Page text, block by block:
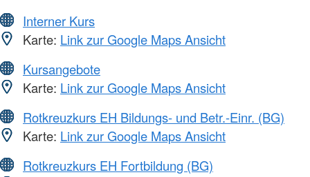
Interner Kurs
Karte: Link zur Google Maps Ansicht
Kursangebote
Karte: Link zur Google Maps Ansicht
Rotkreuzkurs EH Bildungs- und Betr.-Einr. (BG)
Karte: Link zur Google Maps Ansicht
Rotkreuzkurs EH Fortbildung (BG)